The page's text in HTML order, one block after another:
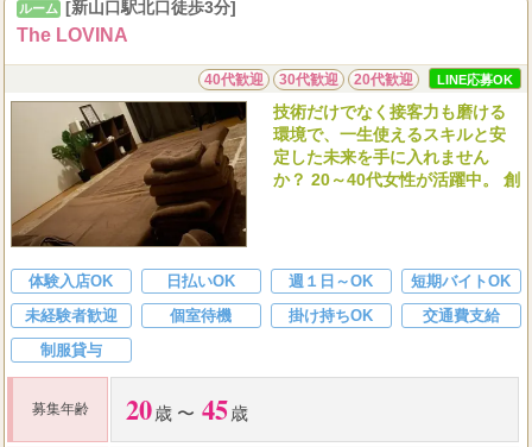
ルーム [新山口駅北口徒歩3分]
The LOVINA
40代歓迎 30代歓迎 20代歓迎 LINE応募OK
技術だけでなく接客力も磨ける
環境で、一生使えるスキルと安
定した未来を手に入れません
か？ 20～40代女性が活躍中。 創
体験入店OK 日払いOK 週１日～OK
短期バイトOK
未経験者歓迎
個室待機 掛け持ちOK
交通費支給
制服貸与
募集年齢 20歳 〜 45歳